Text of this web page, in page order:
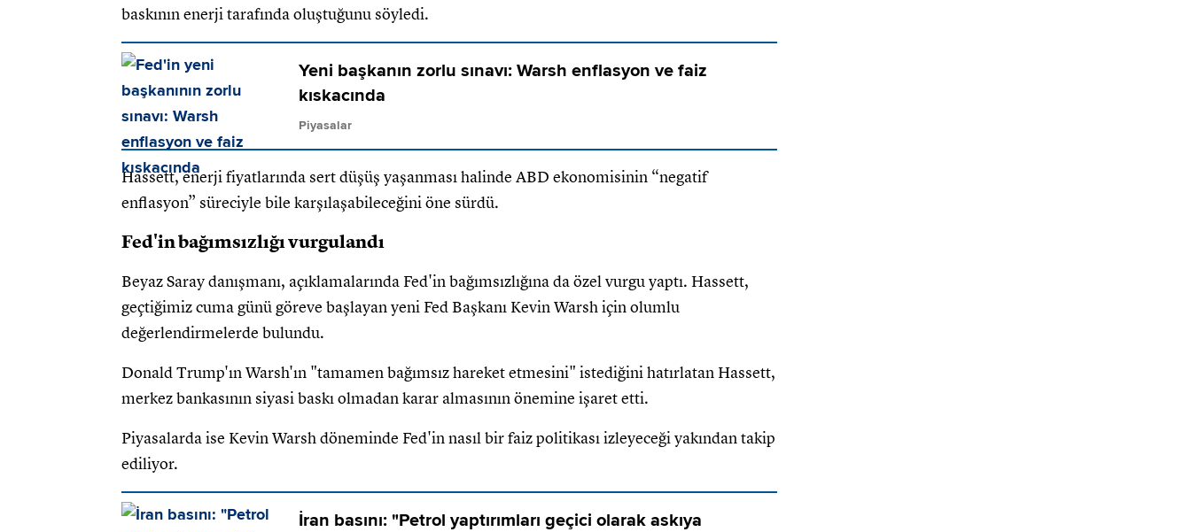
baskının enerji tarafında oluştuğunu söyledi.
Yeni başkanın zorlu sınavı: Warsh enflasyon ve faiz
kıskacında
Piyasalar
Hassett, enerji fiyatlarında sert düşüş yaşanması halinde ABD ekonomisinin “negatif
enflasyon” süreciyle bile karşılaşabileceğini öne sürdü.
Fed'in bağımsızlığı vurgulandı
Beyaz Saray danışmanı, açıklamalarında Fed'in bağımsızlığına da özel vurgu yaptı. Hassett,
geçtiğimiz cuma günü göreve başlayan yeni Fed Başkanı Kevin Warsh için olumlu
değerlendirmelerde bulundu.
Donald Trump'ın Warsh'ın "tamamen bağımsız hareket etmesini" istediğini hatırlatan Hassett,
merkez bankasının siyasi baskı olmadan karar almasının önemine işaret etti.
Piyasalarda ise Kevin Warsh döneminde Fed'in nasıl bir faiz politikası izleyeceği yakından takip
ediliyor.
İran basını: "Petrol yaptırımları geçici olarak askıya